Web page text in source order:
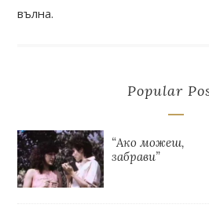
вълна.
Popular
“Ако можеш,
забрави”